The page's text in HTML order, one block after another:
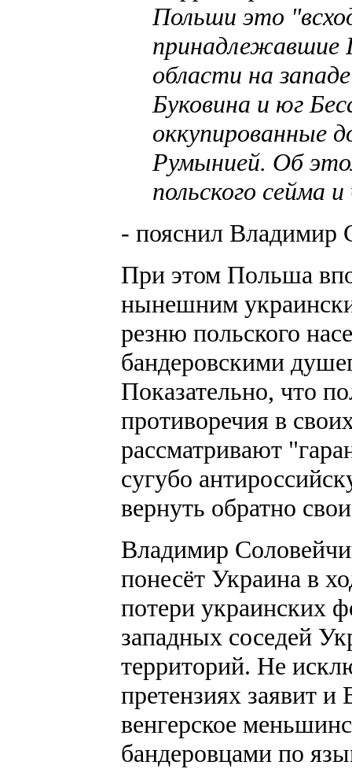
Польши это
принадлежавшие
области на
Буковина и юг
оккупированные
Румынией. Об
польского сейма
- пояснил Владимир
При этом Польша
нынешним
резню польского
бандеровскими
Показательно, что
противоречия в
рассматривают
сугубо
вернуть обратно
Владимир
понесёт Украина в
потери украинских
западных соседей
территорий. Не
претензиях заявит и
венгерское
бандеровцами по